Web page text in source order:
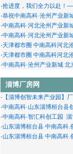
·抢进度，我们全力以赴！
·恭祝中南高科·沧州产业新
·中南高科·河北沧州产业新
·中南高科·河北沧州产业新
·天津都市圈 中南高科河北
·天津都市圈 中南高科河北
·中南高科·沧州产业新城
淄博厂房网
· 【淄博创智未来产业园】
·中南高科·山东淄博桓台县
·中南高科·智汇科创工园
·山东淄博桓台县 中南高科
·山东淄博桓台县 中南高科